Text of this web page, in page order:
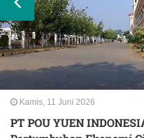
Kamis, 11 Juni 2026
PT POU YUEN